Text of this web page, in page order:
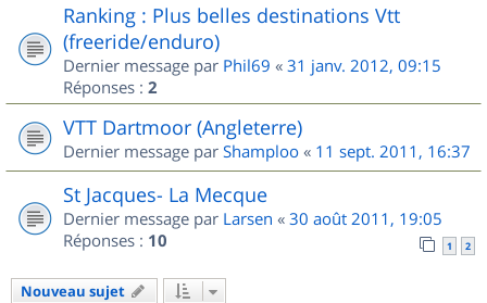
Ranking : Plus belles destinations Vtt
(freeride/enduro)
Dernier message par Phil69 « 31 janv. 2012, 09:15
Réponses : 2
VTT Dartmoor (Angleterre)
Dernier message par Shamploo « 11 sept. 2011, 16:37
St Jacques- La Mecque
Dernier message par Larsen « 30 août 2011, 19:05
Réponses : 10 1 2
Nouveau sujet